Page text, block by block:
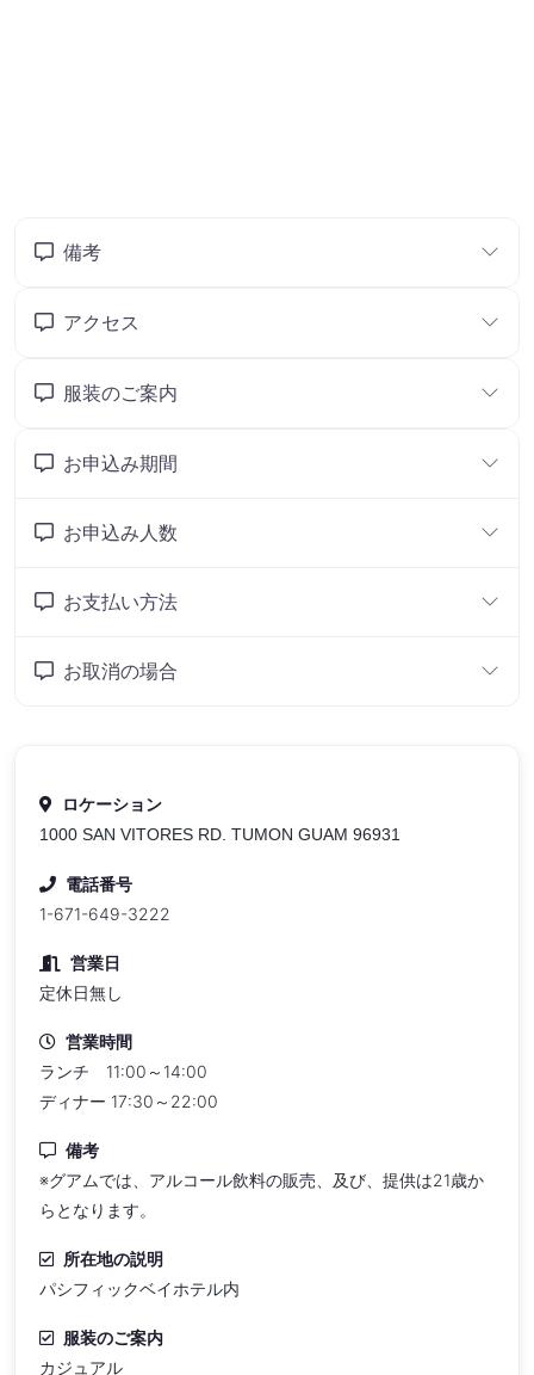
備考
アクセス
服装のご案内
お申込み期間
お申込み人数
お支払い方法
お取消の場合
ロケーション
1000 SAN VITORES RD. TUMON GUAM 96931
電話番号
1-671-649-3222
営業日
定休日無し
営業時間
ランチ 11:00～14:00
ディナー 17:30～22:00
備考
※グアムでは、アルコール飲料の販売、及び、提供は21歳か
らとなります。
所在地の説明
パシフィックベイホテル内
服装のご案内
カジュアル